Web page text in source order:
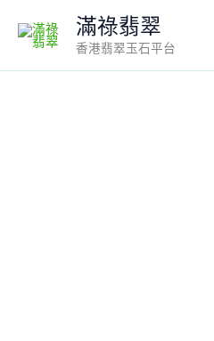
content
滿祿翡翠
香港翡翠玉石平台